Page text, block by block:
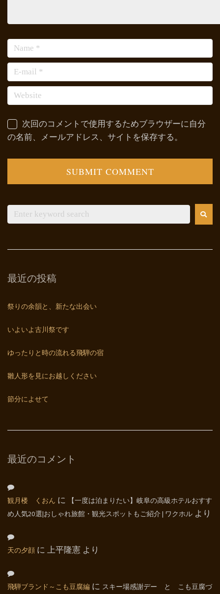
次回のコメントで使用するためブラウザーに自分
の名前、メールアドレス、サイトを保存する。
最近の投稿
祭りの余韻と、新たな出会い
いよいよ古川祭です
ゆったりと時の流れる飛騨の宿
雛人形を見にお越しください
節分によせて
最近のコメント
観月楼 くおん に
【一度は泊まりたい】岐阜の高級ホテルおすす
め人気20選|おしゃれ旅館・観光スポットもご紹介 | ワクホル より
天の夕顔 に 上平隆憲 より
飛騨ブランド～こも豆腐編 に スキー場感謝デー と こも豆腐づ